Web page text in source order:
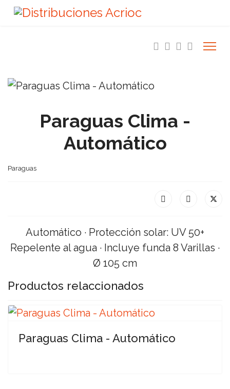
Paraguas Clima -
Automático
Paraguas
Automático · Protección solar: UV 50+
Repelente al agua · Incluye funda 8 Varillas ·
Ø 105 cm
Productos relaccionados
Paraguas Clima - Automático